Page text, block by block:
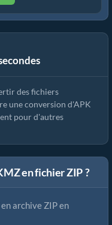
avec ezyZip
des fichiers
une conversion d'APK
pour d'autres
en fichier ZIP ?
archive ZIP en